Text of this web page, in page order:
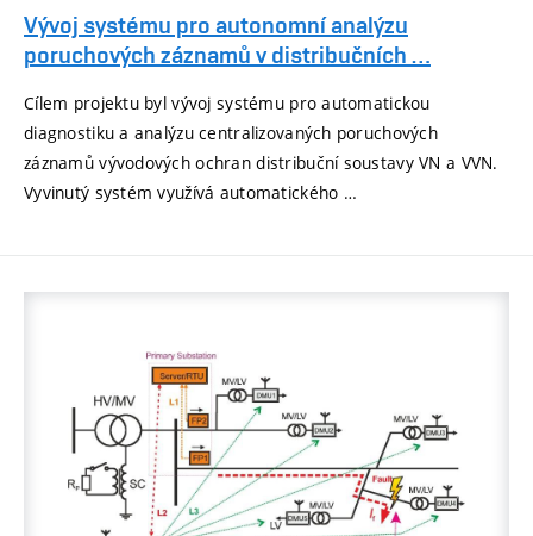
Vývoj systému pro autonomní analýzu
poruchových záznamů v distribučních …
Cílem projektu byl vývoj systému pro automatickou
diagnostiku a analýzu centralizovaných poruchových
záznamů vývodových ochran distribuční soustavy VN a VVN.
Vyvinutý systém využívá automatického …